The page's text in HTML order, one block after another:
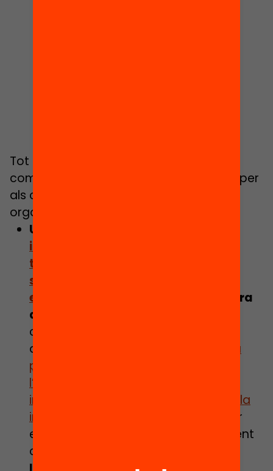
Tot i això, la implementació d’iniciatives
com aquesta pot suposar tot un repte per
als centres, fins i tot a escala logística i
organitzativa.
Una altra posició és la
infants i joves a gestionar el seu
temps digital a una societat
saturada de continguts i
entreteniments
, tan dintre com fora
de l’escola
comprèn i que s’han comentat,
aquesta mirada respon en
educar a
partir dels mòbils
l’alfabetització mediàtica
informacional, la ciutadania digital i la
intel·ligència digital
, precisament per
esdevenir joves autònoms digitalment
crítics i responsables. De fet,